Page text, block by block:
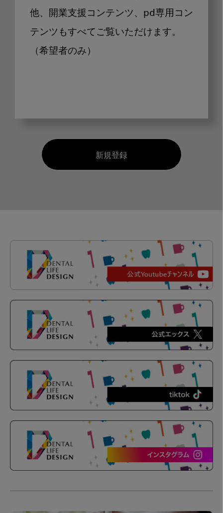
他、開業支援コンテンツ、pd専用コン
テンツもすべてご覧いただけます。
（希望者のみ）
新規登録